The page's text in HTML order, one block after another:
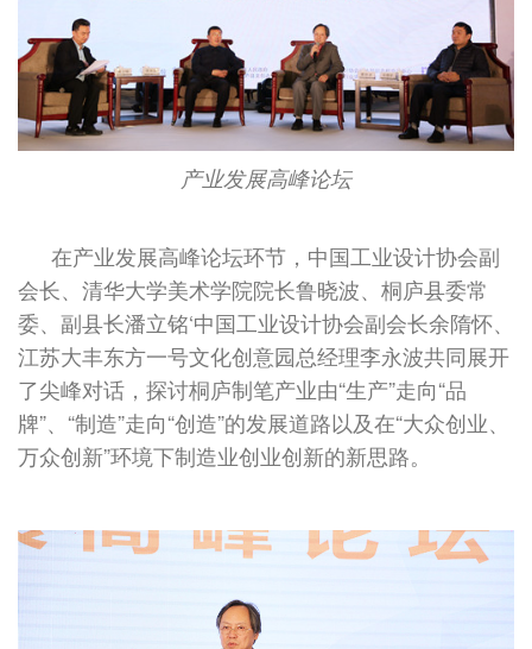
产业发展高峰论坛
在产业发展高峰论坛环节，中国工业设计协会副
会长、清华大学美术学院院长鲁晓波、桐庐县委常
委、副县长潘立铭‘中国工业设计协会副会长余隋怀、
江苏大丰东方一号文化创意园总经理李永波共同展开
了尖峰对话，探讨桐庐制笔产业由“生产”走向“品
牌”、“制造”走向“创造”的发展道路以及在“大众创业、
万众创新”环境下制造业创业创新的新思路。